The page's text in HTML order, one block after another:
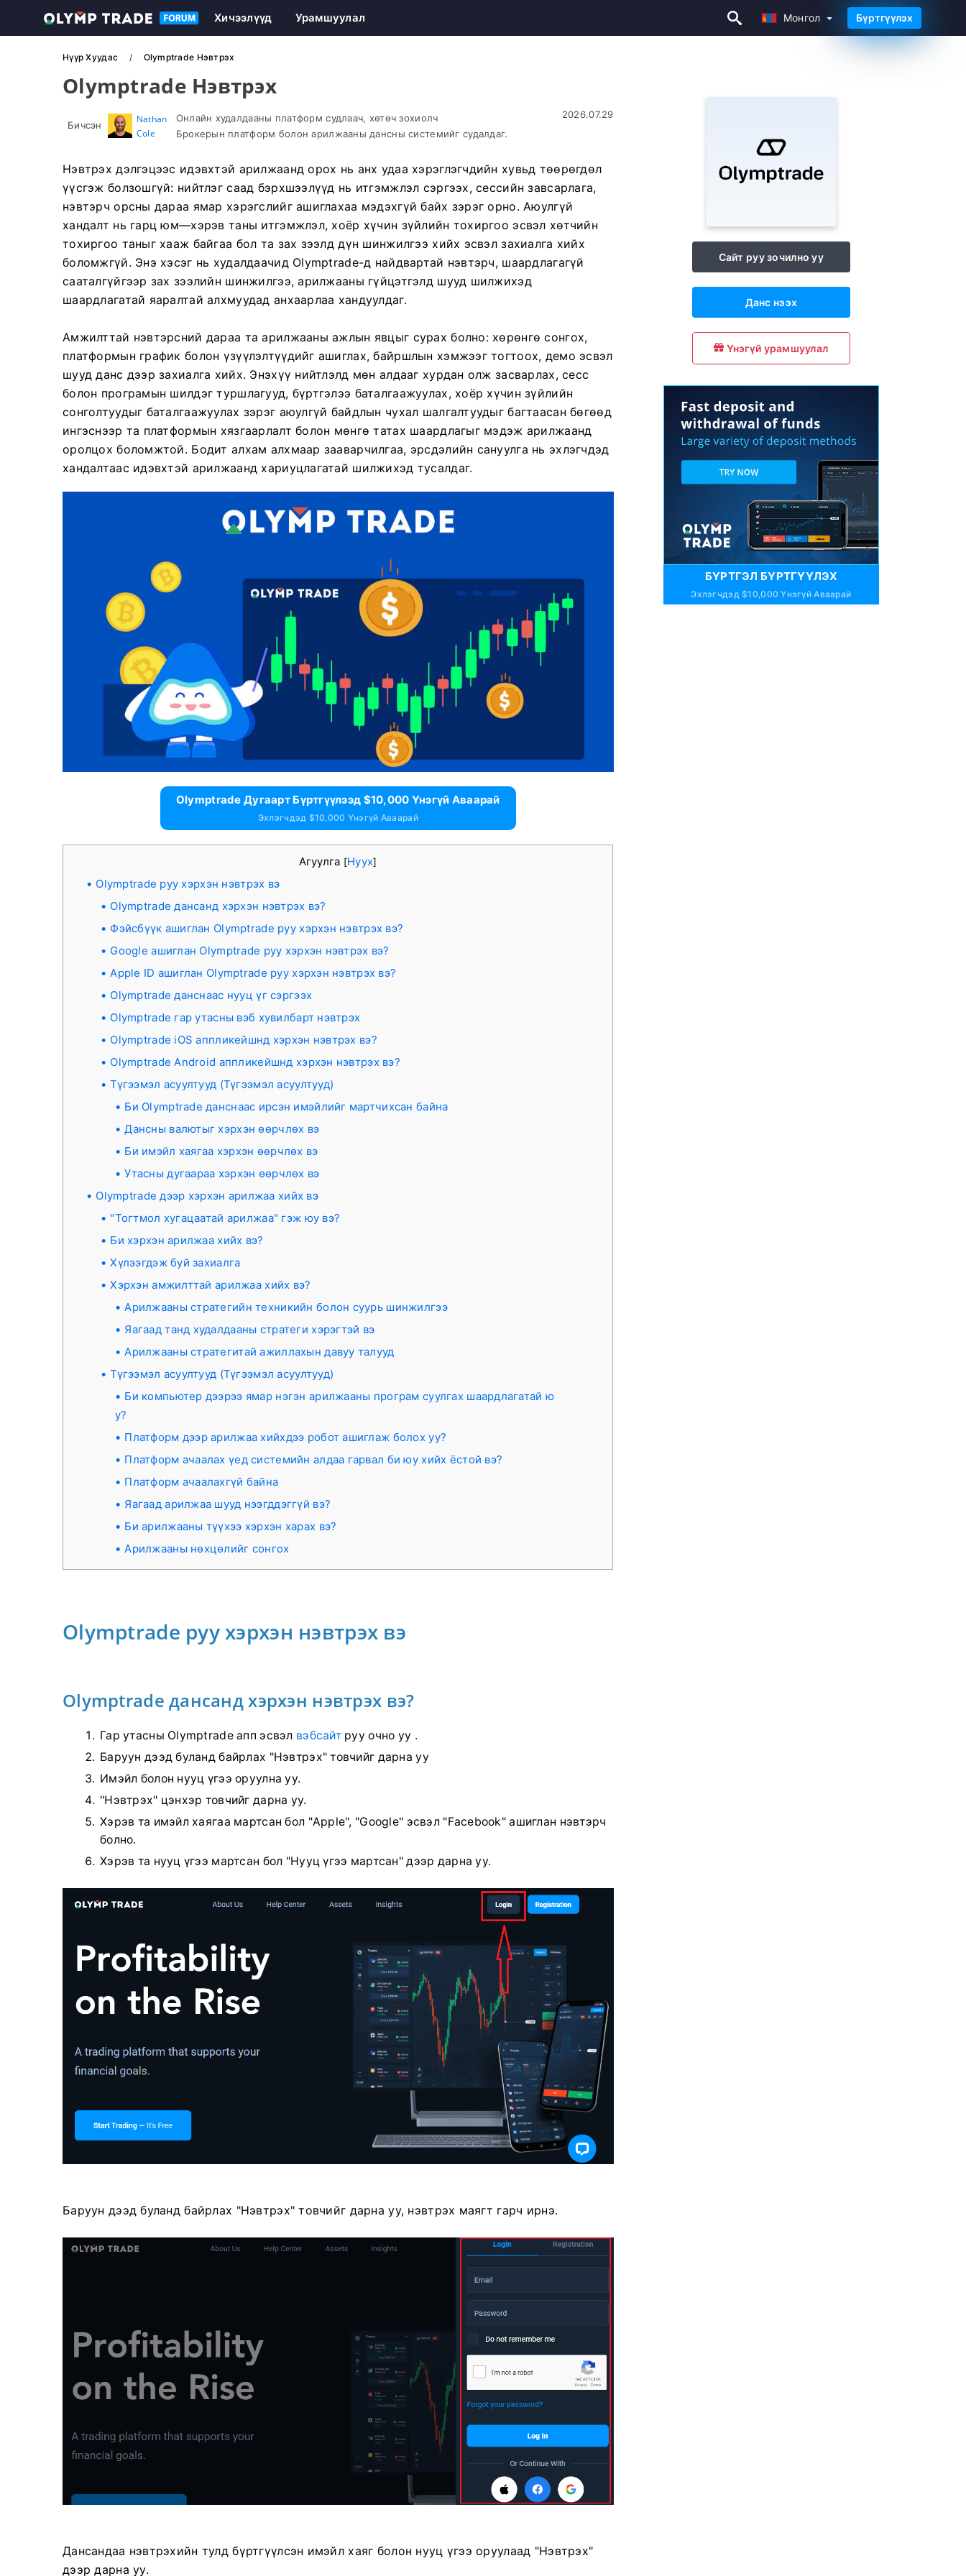
Монгол
Хичээлүүд Урамшуулал Монгол Бүртгүүлэх
Нүүр Хуудас Olymptrade Нэвтрэх
Olymptrade Нэвтрэх
Бичсэн
Nathan
Cole
Онлайн худалдааны платформ судлаач, хөтөч зохиолч
Брокерын платформ болон арилжааны дансны системийг судалдаг.
2026.07.29
Нэвтрэх дэлгэцээс идэвхтэй арилжаанд орох нь анх удаа хэрэглэгчдийн хувьд төөрөгдөл
үүсгэж болзошгүй: нийтлэг саад бэрхшээлүүд нь итгэмжлэл сэргээх, сессийн завсарлага,
нэвтэрч орсны дараа ямар хэрэгслийг ашиглахаа мэдэхгүй байх зэрэг орно. Аюулгүй
хандалт нь гарц юм—хэрэв таны итгэмжлэл, хоёр хүчин зүйлийн тохиргоо эсвэл хөтчийн
тохиргоо таныг хааж байгаа бол та зах зээлд дүн шинжилгээ хийх эсвэл захиалга хийх
боломжгүй. Энэ хэсэг нь худалдаачид Olymptrade-д найдвартай нэвтэрч, шаардлагагүй
сааталгүйгээр зах зээлийн шинжилгээ, арилжааны гүйцэтгэлд шууд шилжихэд
шаардлагатай яаралтай алхмуудад анхаарлаа хандуулдаг.
Амжилттай нэвтэрсний дараа та арилжааны ажлын явцыг сурах болно: хөрөнгө сонгох,
платформын график болон үзүүлэлтүүдийг ашиглах, байршлын хэмжээг тогтоох, демо эсвэл
шууд данс дээр захиалга хийх. Энэхүү нийтлэлд мөн алдааг хурдан олж засварлах, сесс
болон програмын шилдэг туршлагууд, бүртгэлээ баталгаажуулах, хоёр хүчин зүйлийн
сонголтуудыг баталгаажуулах зэрэг аюулгүй байдлын чухал шалгалтуудыг багтаасан бөгөөд
ингэснээр та платформын хязгаарлалт болон мөнгө татах шаардлагыг мэдэж арилжаанд
оролцох боломжтой. Бодит алхам алхмаар зааварчилгаа, эрсдэлийн сануулга нь эхлэгчдэд
хандалтаас идэвхтэй арилжаанд хариуцлагатай шилжихэд тусалдаг.
Olymptrade Дугаарт Бүртгүүлээд $10,000 Үнэгүй Аваарай
Эхлэгчдэд $10,000 Үнэгүй Аваарай
Агуулга [Нуух]
Olymptrade руу хэрхэн нэвтрэх вэ
Olymptrade дансанд хэрхэн нэвтрэх вэ?
Фэйсбүүк ашиглан Olymptrade руу хэрхэн нэвтрэх вэ?
Google ашиглан Olymptrade руу хэрхэн нэвтрэх вэ?
Apple ID ашиглан Olymptrade руу хэрхэн нэвтрэх вэ?
Olymptrade данснаас нууц үг сэргээх
Olymptrade гар утасны вэб хувилбарт нэвтрэх
Olymptrade iOS аппликейшнд хэрхэн нэвтрэх вэ?
Olymptrade Android аппликейшнд хэрхэн нэвтрэх вэ?
Түгээмэл асуултууд (Түгээмэл асуултууд)
Би Olymptrade данснаас ирсэн имэйлийг мартчихсан байна
Дансны валютыг хэрхэн өөрчлөх вэ
Би имэйл хаягаа хэрхэн өөрчлөх вэ
Утасны дугаараа хэрхэн өөрчлөх вэ
Olymptrade дээр хэрхэн арилжаа хийх вэ
"Тогтмол хугацаатай арилжаа" гэж юу вэ?
Би хэрхэн арилжаа хийх вэ?
Хүлээгдэж буй захиалга
Хэрхэн амжилттай арилжаа хийх вэ?
Арилжааны стратегийн техникийн болон суурь шинжилгээ
Яагаад танд худалдааны стратеги хэрэгтэй вэ
Арилжааны стратегитай ажиллахын давуу талууд
Түгээмэл асуултууд (Түгээмэл асуултууд)
Би компьютер дээрээ ямар нэгэн арилжааны програм суулгах шаардлагатай ю
у?
Платформ дээр арилжаа хийхдээ робот ашиглаж болох уу?
Платформ ачаалах үед системийн алдаа гарвал би юу хийх ёстой вэ?
Платформ ачаалахгүй байна
Яагаад арилжаа шууд нээгддэггүй вэ?
Би арилжааны түүхээ хэрхэн харах вэ?
Арилжааны нөхцөлийг сонгох
Olymptrade руу хэрхэн нэвтрэх вэ
Olymptrade дансанд хэрхэн нэвтрэх вэ?
Гар утасны Olymptrade апп эсвэл вэбсайтруу очно уу .
Баруун дээд буланд байрлах "Нэвтрэх" товчийг дарна уу
Имэйл болон нууц үгээ оруулна уу.
"Нэвтрэх" цэнхэр товчийг дарна уу.
Хэрэв та имэйл хаягаа мартсан бол "Apple", "Google" эсвэл "Facebook" ашиглан нэвтэрч
болно.
Хэрэв та нууц үгээ мартсан бол "Нууц үгээ мартсан" дээр дарна уу.
Баруун дээд буланд байрлах "Нэвтрэх" товчийг дарна уу, нэвтрэх маягт гарч ирнэ.
Дансандаа нэвтрэхийн тулд бүртгүүлсэн имэйл хаяг болон нууц үгээ оруулаад "Нэвтрэх"
дээр дарна уу.
Сайт руу зочилно уу
Данс нээх
Үнэгүй урамшуулал
БҮРТГЭЛ БҮРТГҮҮЛЭХ
Эхлэгчдэд $10,000 Үнэгүй Аваарай